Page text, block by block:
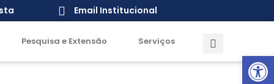
Email Institucional
Pesquisa e Extensão Serviços
Open toolbar